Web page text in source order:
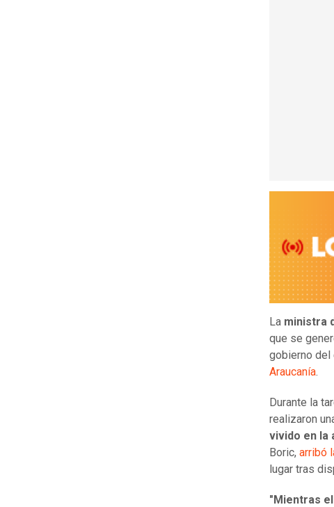
La ministra
que se
gobierno del
Araucanía.
Durante la
realizaron
vivido en la
Boric, arribó
lugar tras
"Mientras